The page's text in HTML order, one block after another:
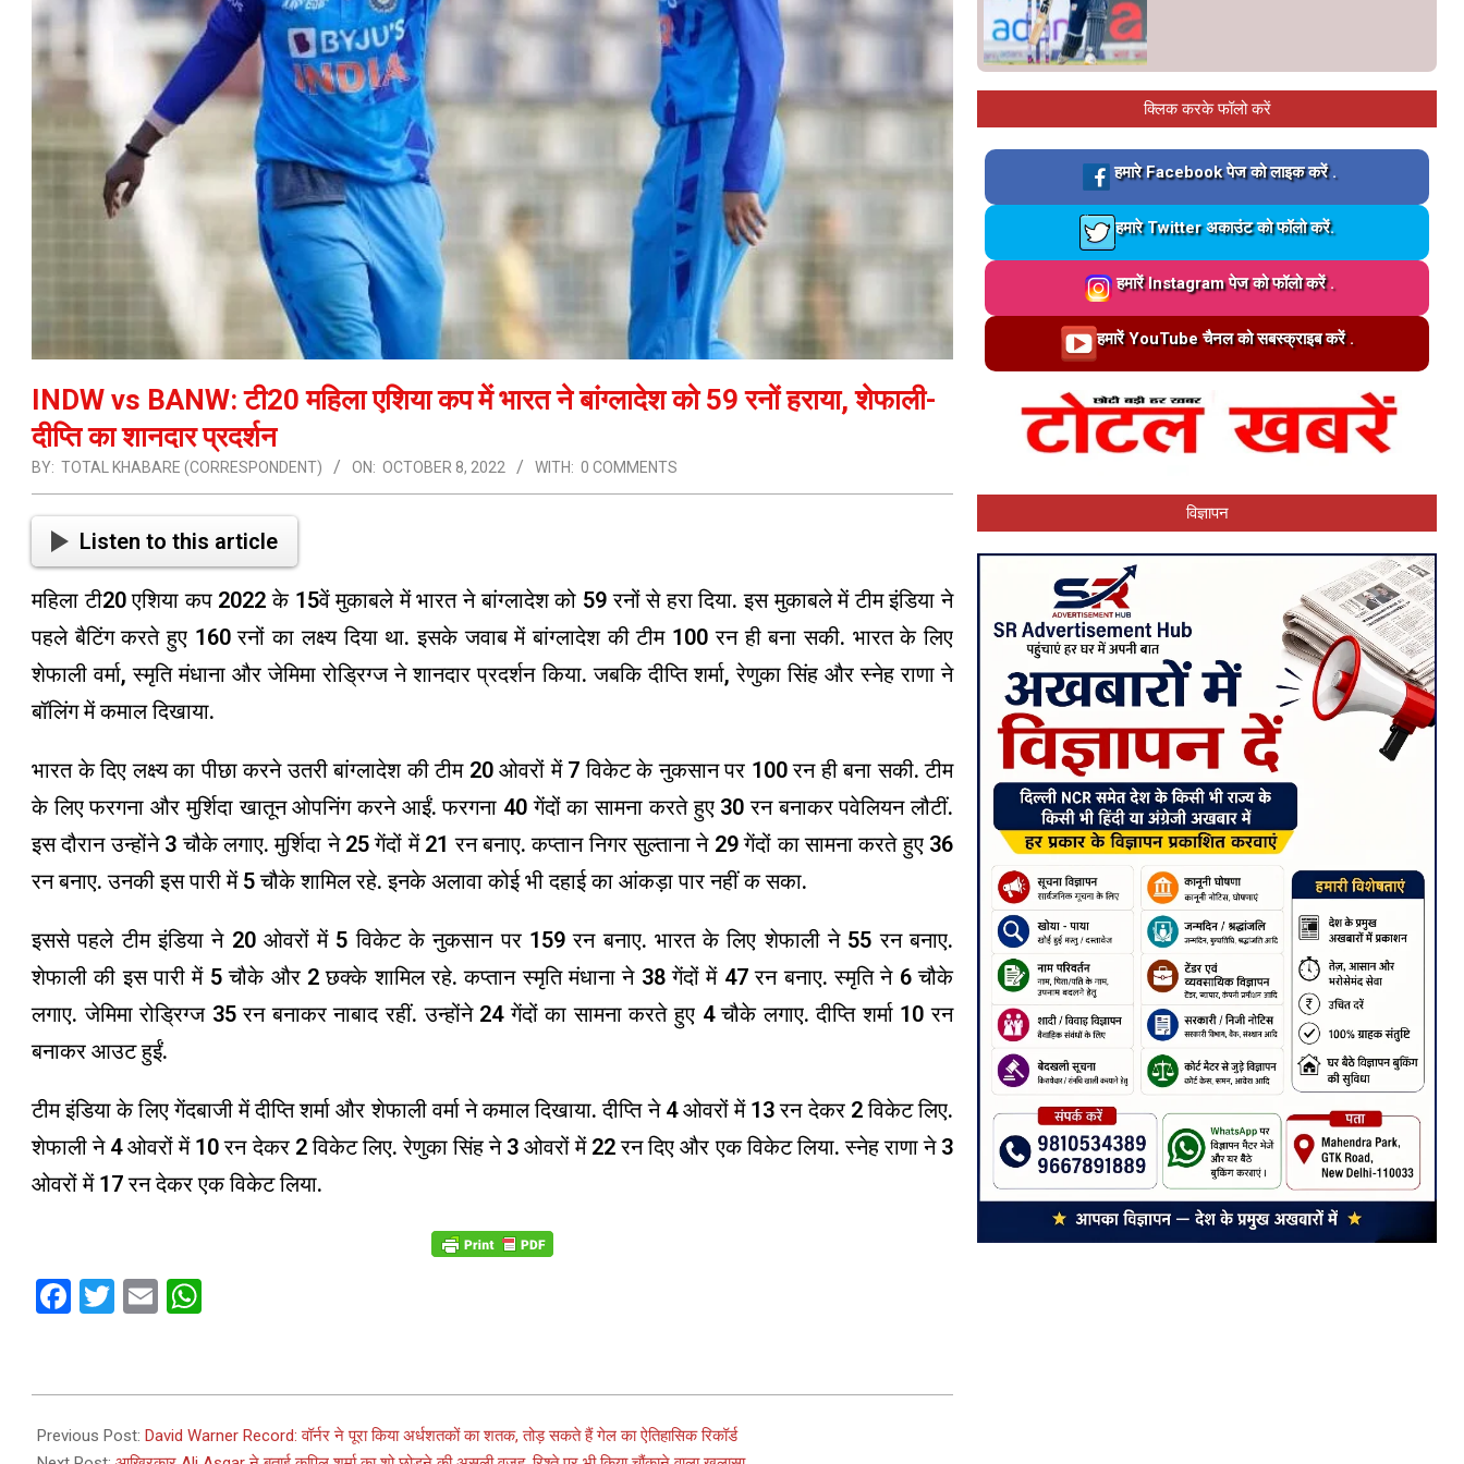
INDW vs BANW: टी20 महिला एशिया कप में भारत ने बांग्लादेश को 59 रनों हराया, शेफाली-
दीप्ति का शानदार प्रदर्शन
BY: TOTAL KHABARE (CORRESPONDENT) ON: OCTOBER 8, 2022 WITH: 0 COMMENTS
Listen to this article
महिला टी20 एशिया कप 2022 के 15वें मुकाबले में भारत ने बांग्लादेश को 59 रनों से हरा दिया. इस मुकाबले में टीम इंडिया ने
पहले बैटिंग करते हुए 160 रनों का लक्ष्य दिया था. इसके जवाब में बांग्लादेश की टीम 100 रन ही बना सकी. भारत के लिए
शेफाली वर्मा, स्मृति मंधाना और जेमिमा रोड्रिग्ज ने शानदार प्रदर्शन किया. जबकि दीप्ति शर्मा, रेणुका सिंह और स्नेह राणा ने
बॉलिंग में कमाल दिखाया.
भारत के दिए लक्ष्य का पीछा करने उतरी बांग्लादेश की टीम 20 ओवरों में 7 विकेट के नुकसान पर 100 रन ही बना सकी. टीम
के लिए फरगना और मुर्शिदा खातून ओपनिंग करने आईं. फरगना 40 गेंदों का सामना करते हुए 30 रन बनाकर पवेलियन लौटीं.
इस दौरान उन्होंने 3 चौके लगाए. मुर्शिदा ने 25 गेंदों में 21 रन बनाए. कप्तान निगर सुल्ताना ने 29 गेंदों का सामना करते हुए 36
रन बनाए. उनकी इस पारी में 5 चौके शामिल रहे. इनके अलावा कोई भी दहाई का आंकड़ा पार नहीं क सका.
इससे पहले टीम इंडिया ने 20 ओवरों में 5 विकेट के नुकसान पर 159 रन बनाए. भारत के लिए शेफाली ने 55 रन बनाए.
शेफाली की इस पारी में 5 चौके और 2 छक्के शामिल रहे. कप्तान स्मृति मंधाना ने 38 गेंदों में 47 रन बनाए. स्मृति ने 6 चौके
लगाए. जेमिमा रोड्रिग्ज 35 रन बनाकर नाबाद रहीं. उन्होंने 24 गेंदों का सामना करते हुए 4 चौके लगाए. दीप्ति शर्मा 10 रन
बनाकर आउट हुईं.
टीम इंडिया के लिए गेंदबाजी में दीप्ति शर्मा और शेफाली वर्मा ने कमाल दिखाया. दीप्ति ने 4 ओवरों में 13 रन देकर 2 विकेट लिए.
शेफाली ने 4 ओवरों में 10 रन देकर 2 विकेट लिए. रेणुका सिंह ने 3 ओवरों में 22 रन दिए और एक विकेट लिया. स्नेह राणा ने 3
ओवरों में 17 रन देकर एक विकेट लिया.
Facebook
Twitter
Email
10-
Previous Post: David Warner Record: वॉर्नर ने पूरा किया अर्धशतकों का शतक, तोड़ सकते हैं गेल का ऐतिहासिक रिकॉर्ड
क्लिक करके फॉलो करें
Loading…
हमारे Facebook पेज को लाइक करें .
Loading…
हमारे Twitter अकाउंट को फॉलो करें.
Loading…
हमारें Instagram पेज को फॉलो करें .
Loading…हमारें YouTube चैनल को सबस्क्राइब करें .
विज्ञापन